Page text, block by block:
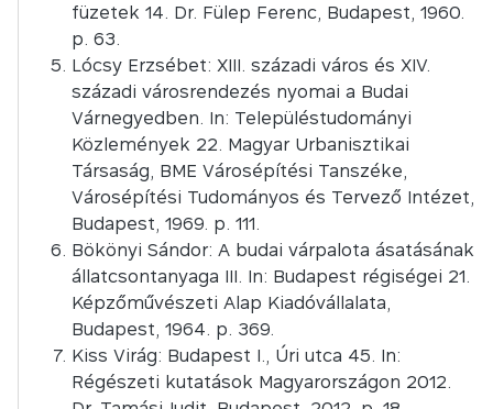
füzetek 14. Dr. Fülep Ferenc, Budapest, 1960.
p. 63.
Lócsy Erzsébet: XIII. századi város és XIV.
századi városrendezés nyomai a Budai
Várnegyedben. In: Településtudományi
Közlemények 22. Magyar Urbanisztikai
Társaság, BME Városépítési Tanszéke,
Városépítési Tudományos és Tervező Intézet,
Budapest, 1969. p. 111.
Bökönyi Sándor: A budai várpalota ásatásának
állatcsontanyaga III. In: Budapest régiségei 21.
Képzőművészeti Alap Kiadóvállalata,
Budapest, 1964. p. 369.
Kiss Virág: Budapest I., Úri utca 45. In:
Régészeti kutatások Magyarországon 2012.